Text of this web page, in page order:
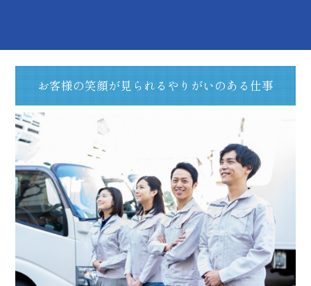
お客様の笑顔が見られるやりがいのある仕事